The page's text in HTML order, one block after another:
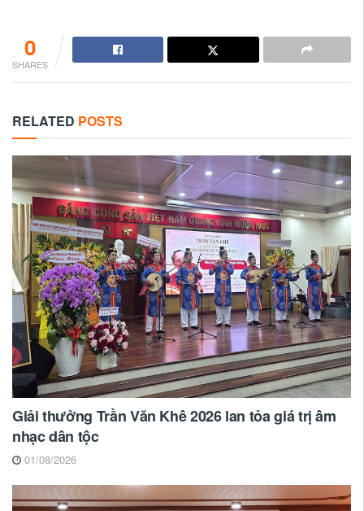
0
SHARES
RELATED POSTS
Giải thưởng Trần Văn Khê 2026 lan tỏa giá trị âm
nhạc dân tộc
01/08/2026